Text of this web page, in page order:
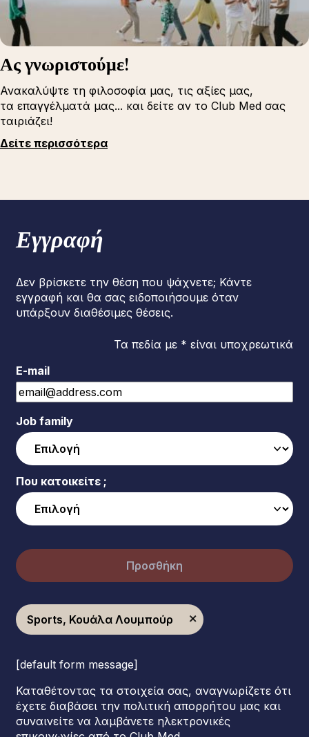
Ας γνωριστούμε!
Ανακαλύψτε τη φιλοσοφία μας, τις αξίες μας,
τα επαγγέλματά μας... και δείτε αν το Club Med σας
ταιριάζει!
Δείτε περισσότερα
Εγγραφή
Δεν βρίσκετε την θέση που ψάχνετε; Κάντε
εγγραφή και θα σας ειδοποιήσουμε όταν
υπάρξουν διαθέσιμες θέσεις.
Τα πεδία με * είναι υποχρεωτικά
E-mail
Job family
Που κατοικείτε ;
Προσθήκη
Sports, Κουάλα Λουμπούρ
[default form message]
Καταθέτοντας τα στοιχεία σας, αναγνωρίζετε ότι
έχετε διαβάσει την πολιτική απορρήτου μας και
συναινείτε να λαμβάνετε ηλεκτρονικές